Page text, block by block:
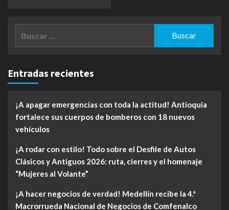
Entradas recientes
¡A apagar emergencias con toda la actitud! Antioquia
fortalece sus cuerpos de bomberos con 18 nuevos
vehículos
¡A rodar con estilo! Todo sobre el Desfile de Autos
Clásicos y Antiguos 2026: ruta, cierres y el homenaje
“Mujeres al Volante”
¡A hacer negocios de verdad! Medellín recibe la 4.ª
Macrorrueda Nacional de Negocios de Comfenalco